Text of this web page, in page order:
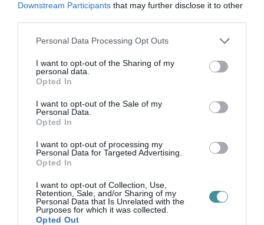
Downstream Participants that may further disclose it to other
Please note that this website/app uses one or more Google
not limited to your visit or usage behaviour. You may click to
grant or deny consent to Google and its third-party tags to
use your data for below specified purposes in below Google
consent section.
Personal Data Processing Opt Outs
I want to opt-out of the Sharing of my
personal data.
Opted In
I want to opt-out of the Sale of my
Personal Data.
Opted In
I want to opt-out of processing my
Personal Data for Targeted Advertising.
Opted In
I want to opt-out of Collection, Use,
Retention, Sale, and/or Sharing of my
Personal Data that Is Unrelated with the
Purposes for which it was collected.
Opted Out
Legfrissebb híreink
FELADAT JÖHET AZ ALSÓ ...
2026. augusztus 08 Mindenki ügye
BAKA ANDRÁST JELÖLI KÖZTÁRSASÁGI
ELNÖKNEK A TISZA
2026. augusztus 08|Mindenki ügye